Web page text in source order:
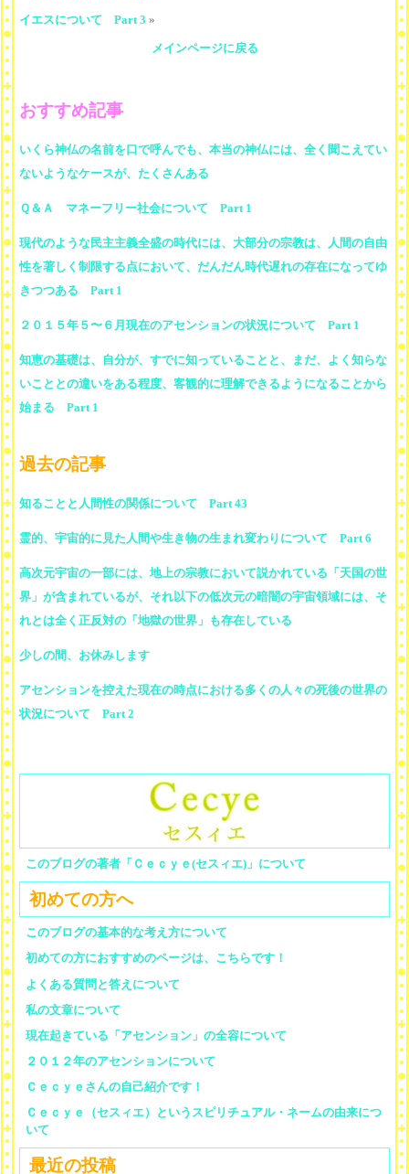
イエスについて Part 3 »
メインページに戻る
おすすめ記事
いくら神仏の名前を口で呼んでも、本当の神仏には、全く聞こえてい
ないようなケースが、たくさんある
Ｑ＆Ａ マネーフリー社会について Part 1
現代のような民主主義全盛の時代には、大部分の宗教は、人間の自由
性を著しく制限する点において、だんだん時代遅れの存在になってゆ
きつつある Part 1
２０１５年５〜６月現在のアセンションの状況について Part 1
知恵の基礎は、自分が、すでに知っていることと、まだ、よく知らな
いこととの違いをある程度、客観的に理解できるようになることから
始まる Part 1
過去の記事
知ることと人間性の関係について Part 43
霊的、宇宙的に見た人間や生き物の生まれ変わりについて Part 6
高次元宇宙の一部には、地上の宗教において説かれている「天国の世
界」が含まれているが、それ以下の低次元の暗闇の宇宙領域には、そ
れとは全く正反対の「地獄の世界」も存在している
少しの間、お休みします
アセンションを控えた現在の時点における多くの人々の死後の世界の
状況について Part 2
このブログの著者「Ｃｅｃｙｅ(セスィエ)」について
初めての方へ
このブログの基本的な考え方について
初めての方におすすめのページは、こちらです！
よくある質問と答えについて
私の文章について
現在起きている「アセンション」の全容について
２０１２年のアセンションについて
Ｃｅｃｙｅさんの自己紹介です！
Ｃｅｃｙｅ（セスィエ）というスピリチュアル・ネームの由来につ
いて
最近の投稿